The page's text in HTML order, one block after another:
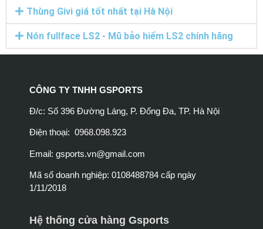
Thùng Givi giá tốt nhất tại Hà Nội
Nón fullface LS2 - Mũ bảo hiểm LS2 chính hãng
CÔNG TY TNHH GSPORTS
Đ/c: Số 396 Đường Láng, P. Đống Đa, TP. Hà Nội
Điện thoại: 0968.098.923
Email: gsports.vn@gmail.com
Mã số doanh nghiệp: 0108488784 cấp ngày
1/11/2018
Hệ thống cửa hàng Gsports